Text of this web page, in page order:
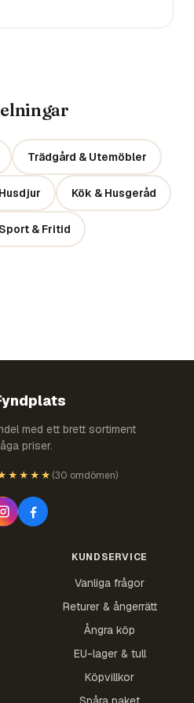
Trädgård & Utemöbler
Husdjur Kök & Husgeråd
Sport & Fritid
med ett brett sortiment
priser.
(30 omdömen)
KUNDSERVICE
Vanliga frågor
Returer & ångerrätt
Ångra köp
EU-lager & tull
Köpvillkor